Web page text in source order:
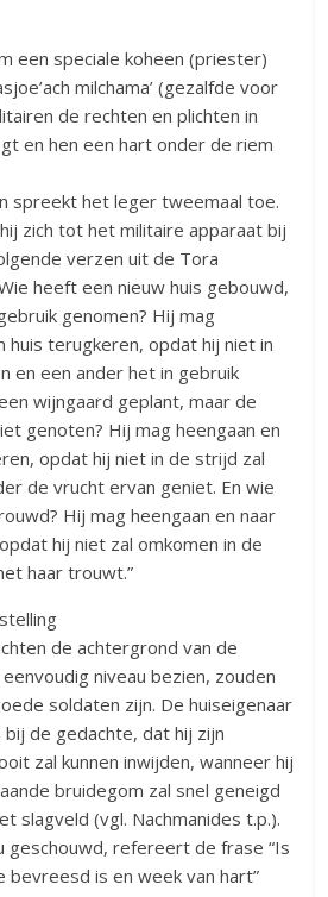
een speciale koheen (priester)
milchama’ (gezalfde voor
de rechten en plichten in
en hen een hart onder de riem
spreekt het leger tweemaal toe.
zich tot het militaire apparaat bij
verzen uit de Tora
heeft een nieuw huis gebouwd,
genomen? Hij mag
huis terugkeren, opdat hij niet in
en een ander het in gebruik
wijngaard geplant, maar de
genoten? Hij mag heengaan en
opdat hij niet in de strijd zal
de vrucht ervan geniet. En wie
Hij mag heengaan en naar
hij niet zal omkomen in de
haar trouwt.”
de achtergrond van de
niveau bezien, zouden
soldaten zijn. De huiseigenaar
de gedachte, dat hij zijn
zal kunnen inwijden, wanneer hij
bruidegom zal snel geneigd
slagveld (vgl. Nachmanides t.p.).
geschouwd, refereert de frase “Is
bevreesd is en week van hart”